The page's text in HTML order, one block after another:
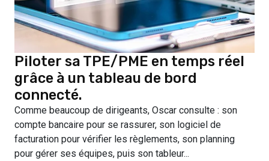
Piloter sa TPE/PME en temps réel
grâce à un tableau de bord
connecté.
Comme beaucoup de dirigeants, Oscar consulte : son
compte bancaire pour se rassurer, son logiciel de
facturation pour vérifier les règlements, son planning
pour gérer ses équipes, puis son tableur...